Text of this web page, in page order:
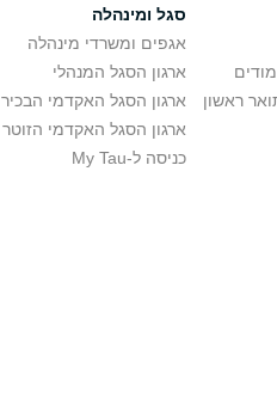
ראשון
סגל ומינהלה
אגפים ומשרדי מינהלה
ארגון הסגל המנהלי
ארגון הסגל האקדמי הבכיר
ארגון הסגל האקדמי הזוטר
כניסה ל-My Tau